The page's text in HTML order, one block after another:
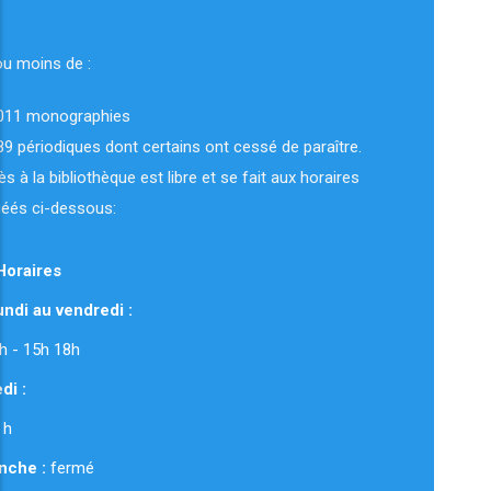
moins de :
monographies
périodiques dont certains ont cessé de paraître.
à la bibliothèque est libre et se fait aux horaires
ci-dessous:
au vendredi :
12h - 15h 18h
:
: fermé